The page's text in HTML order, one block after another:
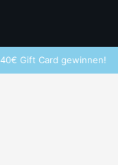
Card gewinnen!